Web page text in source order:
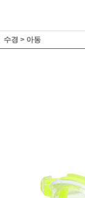
수경 > 아동